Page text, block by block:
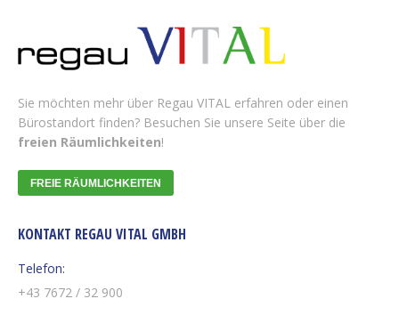
Sie möchten mehr über Regau VITAL erfahren oder einen
Bürostandort finden? Besuchen Sie unsere Seite über die
freien Räumlichkeiten!
FREIE RÄUMLICHKEITEN
KONTAKT REGAU VITAL GMBH
Telefon:
+43 7672 / 32 900